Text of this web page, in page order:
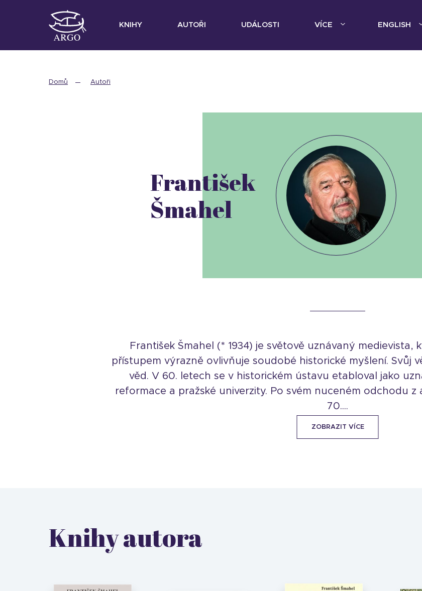
KNIHY AUTOŘI UDÁLOSTI VÍCE ENGLISH
Domů Autoři
František
Šmahel
František Šmahel (* 1934) je světově uznávaný
přístupem výrazně ovlivňuje soudobé historické myšlení. Svůj
věd. V 60. letech se v historickém ústavu etabloval jako
reformace a pražské univerzity. Po svém nuceném odchodu
70....
ZOBRAZIT VÍCE
Knihy autora